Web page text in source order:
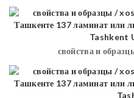
свойства и